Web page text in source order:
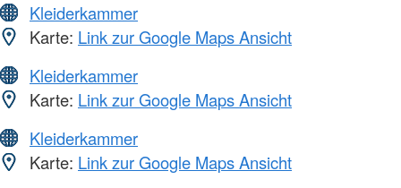
Kleiderkammer
Karte: Link zur Google Maps Ansicht
Kleiderkammer
Karte: Link zur Google Maps Ansicht
Kleiderkammer
Karte: Link zur Google Maps Ansicht